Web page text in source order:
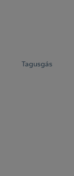
Tagusgás